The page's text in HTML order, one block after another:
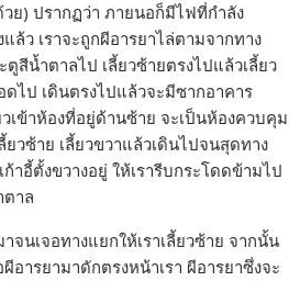
วย) ปรากฏว่า ภายนอก็มีไฟที่กำลัง
ล้ว เราจะถูกผีอารยาไล่ตามจากทาง
ตูสีน้ำตาลไป เลี้ยวซ้ายตรงไปแล้วเลี้ยว
ดไป เดินตรงไปแล้วจะมีซากอาคาร
วเข้าห้องที่อยู่ด้านซ้าย จะเป็นห้องควบคุม
วซ้าย เลี้ยวขวาแล้วเดินไปจนสุดทาง
ก้าอี้ตั้งขวางอยู่ ให้เรารีบกระโดดข้ามไป
ตาล
จนเจอทางแยกให้เราเลี้ยวซ้าย จากนั้น
อารยามาดักตรงหน้าเรา ผีอารยาซึ่งจะ